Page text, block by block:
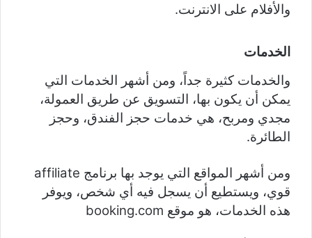
والأفلام على الانترنت.
الخدمات
والخدمات كثيرة جداً، ومن أشهر الخدمات التي
يمكن أن يكون بها، التسويق عن طريق العمولة،
مجدي ومربح، هي خدمات حجز الفندق، وحجز
الطائرة.
ومن أشهر المواقع التي يوجد بها برنامج affiliate
قوي، ويستطيع أن يسجل فيه أي شخص، ويوفر
هذه الخدمات، هو موقع booking.com